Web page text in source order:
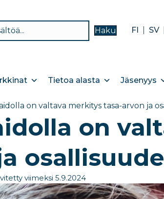
Haku FI SV
Tietoa alasta Jäsenyys
on valtava merkitys tasa-arvon ja
on
viimeksi 5.9.2024